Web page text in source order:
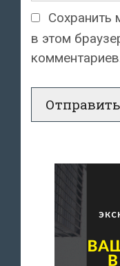
Сохранить
в этом